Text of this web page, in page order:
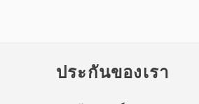
ประกันของเรา